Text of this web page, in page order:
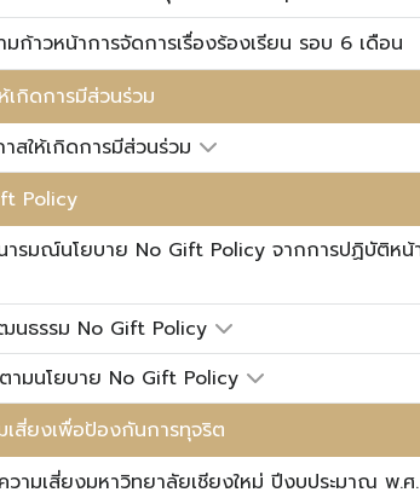
ก้าวหน้าการจัดการเรื่องร้องเรียน รอบ 6 เดือน
เกิดการมีส่วนร่วม
สให้เกิดการมีส่วนร่วม
Policy
นารมณ์นโยบาย No Gift Policy จากการปฏิบัติหน้
นธรรม No Gift Policy
ามนโยบาย No Gift Policy
เสี่ยงเพื่อป้องกันการทุจริต
วามเสี่ยงมหาวิทยาลัยเชียงใหม่ ปีงบประมาณ พ.ศ.